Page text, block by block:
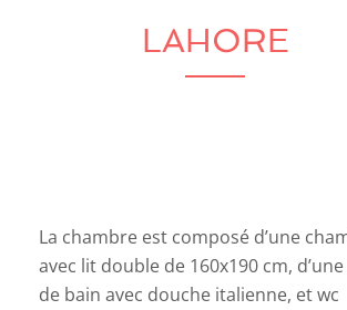
LAHORE
La chambre est composé d’une
avec lit double de 160x190 cm,
de bain avec douche italienne, et wc